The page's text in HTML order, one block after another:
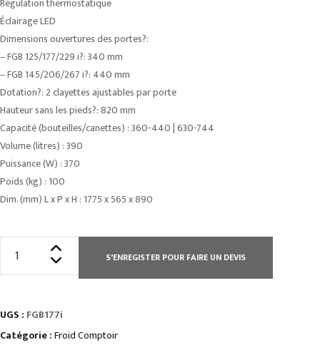
Régulation thermostatique
Éclairage LED
Dimensions ouvertures des portes?:
– FGB 125/177/229 i?: 340 mm
– FGB 145/206/267 i?: 440 mm
Dotation?: 2 clayettes ajustables par porte
Hauteur sans les pieds?: 820 mm
Capacité (bouteilles/canettes) : 360-440 | 630-744
Volume (litres) : 390
Puissance (W) : 370
Poids (kg) : 100
Dim. (mm) L x P x H : 1775 x 565 x 890
INOX3
portes
S'ENREGISTER POUR FAIRE UN DEVIS
UGS : FGB177i
Catégorie :Froid Comptoir